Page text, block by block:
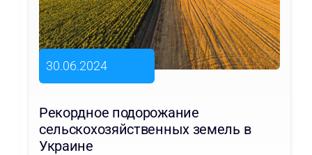
30.06.2024
Рекордное подорожание
сельскохозяйственных земель в
Украине